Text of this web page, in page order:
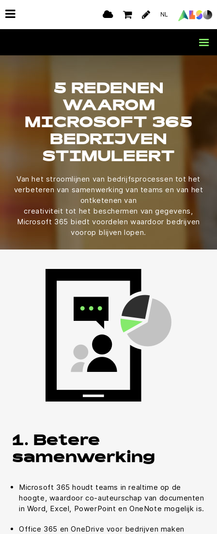
NL
5 REDENEN
WAAROM
MICROSOFT 365
BEDRIJVEN
STIMULEERT
Van het stroomlijnen van bedrijfsprocessen tot het
verbeteren van samenwerking van teams en van het
ontketenen van
creativiteit tot het beschermen van gegevens,
Microsoft 365 biedt voordelen waardoor bedrijven
voorop blijven lopen.
1. Betere
samenwerking
Microsoft 365 houdt teams in realtime op de
hoogte, waardoor co-auteurschap van documenten
in Word, Excel, PowerPoint en OneNote mogelijk is.
Office 365 en OneDrive voor bedrijven maken